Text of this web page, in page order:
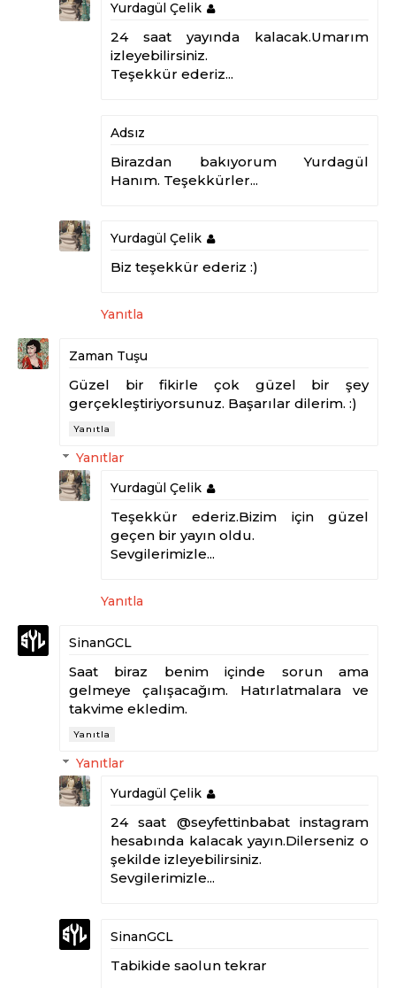
Yurdagül Çelik
24 saat yayında kalacak.Umarım
izleyebilirsiniz.
Teşekkür ederiz...
Adsız
Birazdan bakıyorum Yurdagül
Hanım. Teşekkürler...
Yurdagül Çelik
Biz teşekkür ederiz :)
Yanıtla
Zaman Tuşu
Güzel bir fikirle çok güzel bir şey
gerçekleştiriyorsunuz. Başarılar dilerim. :)
Yanıtla
Yanıtlar
Yurdagül Çelik
Teşekkür ederiz.Bizim için güzel
geçen bir yayın oldu.
Sevgilerimizle...
Yanıtla
SinanGCL
Saat biraz benim içinde sorun ama
gelmeye çalışacağım. Hatırlatmalara ve
takvime ekledim.
Yanıtla
Yanıtlar
Yurdagül Çelik
24 saat @seyfettinbabat instagram
hesabında kalacak yayın.Dilerseniz o
şekilde izleyebilirsiniz.
Sevgilerimizle...
SinanGCL
Tabikide saolun tekrar